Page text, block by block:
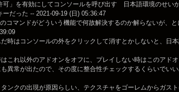
」を有効にしてコンソールを呼び出す 日本語環境のせいか
だった -- 2021-09-19 (日) 05:36:47
コマンドがどういう機能で何故解決するのか解らないが、
時はコンソールの外をクリックして消すとかしないと、日
これ以外のアドオンをオフに、プレイしない時はこのアド
異常が出たので、その度に整合性チェックするくらいでい
ンクの出現が原因らしい、テクスチャをゴーレムからガス